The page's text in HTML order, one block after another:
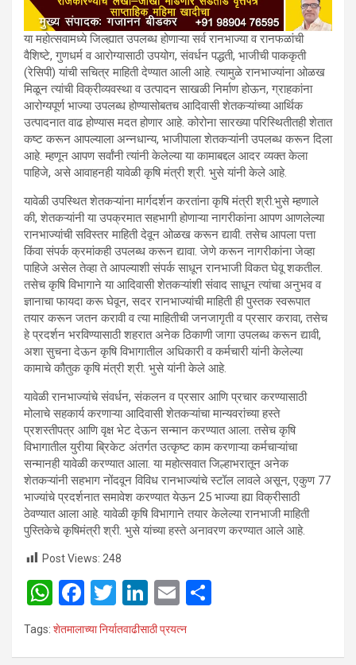
या महोत्सवामध्ये जिल्ह्यात उपलब्ध होणाऱ्या सर्व रानभाज्या व रानफळांची
वैशिष्टे, गुणधर्म व आरोग्यासाठी उपयोग, संवर्धन पद्धती, भाजीची पाककृती
(रेसिपी) यांची सचित्र माहिती देण्यात आली आहे. त्यामुळे रानभाज्यांना ओळख
मिळून त्यांची विक्रीव्यवस्था व उत्पादन साखळी निर्माण होऊन, ग्राहकांना
आरोग्यपूर्ण भाज्या उपलब्ध होण्यासोबतच आदिवासी शेतकऱ्यांच्या आर्थिक
उत्पादनात वाढ होण्यास मदत होणार आहे. कोरोना सारख्या परिस्थितीतही शेतात
कष्ट करून आपल्याला अन्नधान्य, भाजीपाला शेतकऱ्यांनी उपलब्ध करून दिला
आहे. म्हणून आपण सर्वांनी त्यांनी केलेल्या या कामाबद्दल आदर व्यक्त केला
पाहिजे, असे आवाहनही यावेळी कृषि मंत्री श्री. भुसे यांनी केले आहे.
यावेळी उपस्थित शेतकऱ्यांना मार्गदर्शन करतांना कृषि मंत्री श्री.भुसे म्हणाले
की, शेतकऱ्यांनी या उपक्रमात सहभागी होणाऱ्या नागरीकांना आपण आणलेल्या
रानभाज्यांची सविस्तर माहिती देवून ओळख करून द्यावी. तसेच आपला पत्ता
किंवा संपर्क क्रमांकही उपलब्ध करून द्यावा. जेणे करून नागरीकांना जेव्हा
पाहिजे असेल तेव्हा ते आपल्याशी संपर्क साधून रानभाजी विकत घेवू शकतील.
तसेच कृषि विभागाने या आदिवासी शेतकऱ्यांशी संवाद साधून त्यांचा अनुभव व
ज्ञानाचा फायदा करू घेवून, सदर रानभाज्यांची माहिती ही पुस्तक स्वरूपात
तयार करून जतन करावी व त्या माहितीची जनजागृती व प्रसार करावा, तसेच
हे प्रदर्शन भरविण्यासाठी शहरात अनेक ठिकाणी जागा उपलब्ध करून द्यावी,
अशा सुचना देऊन कृषि विभागातील अधिकारी व कर्मचारी यांनी केलेल्या
कामाचे कौतुक कृषि मंत्री श्री. भुसे यांनी केले आहे.
यावेळी रानभाज्यांचे संवर्धन, संकलन व प्रसार आणि प्रचार करण्यासाठी
मोलाचे सहकार्य करणाऱ्या आदिवासी शेतकऱ्यांचा मान्यवरांच्या हस्ते
प्रशस्तीपत्र आणि वृक्ष भेट देऊन सन्मान करण्यात आला. तसेच कृषि
विभागातील युरीया ब्रिकेट अंतर्गत उत्कृष्ट काम करणाऱ्या कर्मचाऱ्यांचा
सन्मानही यावेळी करण्यात आला. या महोत्सवात जिल्हाभरातून अनेक
शेतकऱ्यांनी सहभाग नोंदवून विविध रानभाज्यांचे स्टॉल लावले असून, एकुण 77
भाज्यांचे प्रदर्शनात समावेश करण्यात येऊन 25 भाज्या ह्या विक्रीसाठी
ठेवण्यात आला आहे. यावेळी कृषि विभागाने तयार केलेल्या रानभाजी माहिती
पुस्तिकेचे कृषिमंत्री श्री. भुसे यांच्या हस्ते अनावरण करण्यात आले आहे.
Post Views: 248
W
h
F
a
T
wi
Li
n
ke
E
m
Tags: शेतमालाच्या निर्यातवाढीसाठी प्रयत्न